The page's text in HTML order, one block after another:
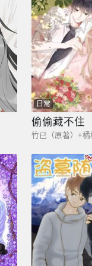
日常
偷偷藏不住